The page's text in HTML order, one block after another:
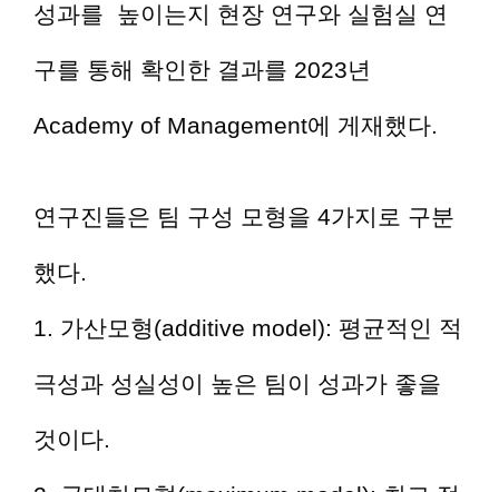
성과를 높이는지 현장 연구와 실험실 연
구를 통해 확인한 결과를 2023년
Academy of Management에 게재했다.
연구진들은 팀 구성 모형을 4가지로 구분
했다.
1. 가산모형(additive model): 평균적인 적
극성과 성실성이 높은 팀이 성과가 좋을
것이다.